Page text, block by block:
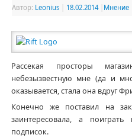
Автор: Leonius 18.02.2014 Мнение
Рассекая просторы
небезызвестную мне (да и
оказывается, стала она вдруг
Конечно же поставил на
заинтересовала, а
подписок.